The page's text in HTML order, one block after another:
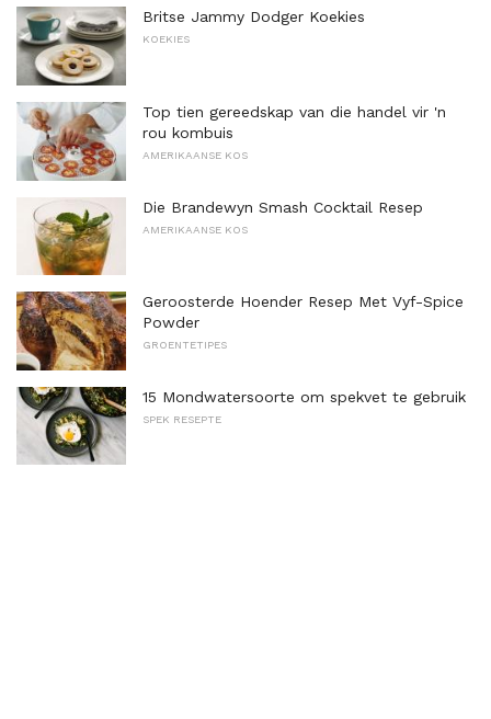
Britse Jammy Dodger Koekies
KOEKIES
Top tien gereedskap van die handel vir 'n
rou kombuis
AMERIKAANSE KOS
Die Brandewyn Smash Cocktail Resep
AMERIKAANSE KOS
Geroosterde Hoender Resep Met Vyf-Spice
Powder
GROENTETIPES
15 Mondwatersoorte om spekvet te gebruik
SPEK RESEPTE